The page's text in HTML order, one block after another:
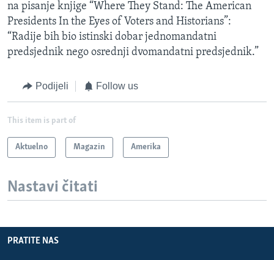
na pisanje knjige “Where They Stand: The American
Presidents In the Eyes of Voters and Historians”:
“Radije bih bio istinski dobar jednomandatni
predsjednik nego osrednji dvomandatni predsjednik.”
Podijeli Follow us
This item is part of
Aktuelno Magazin Amerika
Nastavi čitati
PRATITE NAS